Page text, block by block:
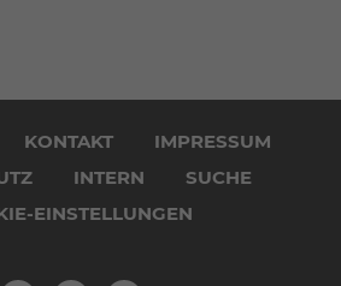
KONTAKT
IMPRESSUM
INTERN
SUCHE
EINSTELLUNGEN